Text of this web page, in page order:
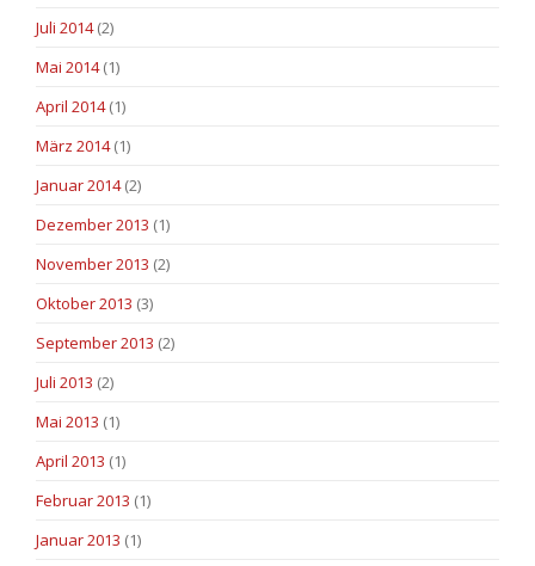
Juli 2014(2)
Mai 2014(1)
April 2014(1)
März 2014(1)
Januar 2014(2)
Dezember 2013 (1)
November 2013 (2)
Oktober 2013 (3)
September 2013 (2)
Juli 2013 (2)
Mai 2013 (1)
April 2013 (1)
Februar 2013 (1)
Januar 2013 (1)